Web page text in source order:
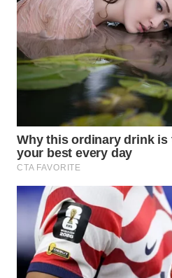
KALTIM
WN
SULSEL
WN
GORONTALO
WN
SULUT
WN
MALUKU
WN
MALUT